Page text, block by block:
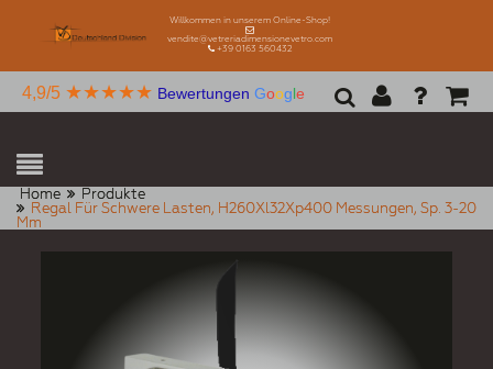
Willkommen in unserem Online-Shop!
vendite@vetreriadimensionevetro.com
+39 0163 560432
4,9/5 ★★★★★ Bewertungen Google
Home
Produkte
Regal Für Schwere Lasten, H260Xl32Xp400 Messungen, Sp. 3-20
Mm